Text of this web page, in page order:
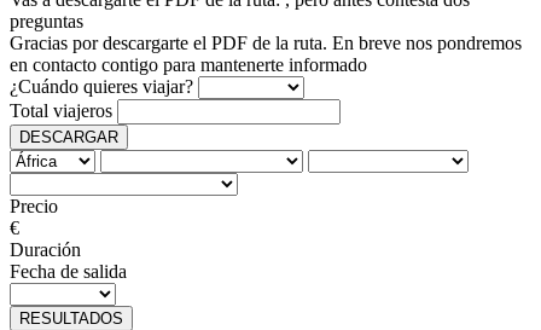
preguntas
Gracias por descargarte el PDF de la ruta. En breve nos pondremos
en contacto contigo para mantenerte informado
¿Cuándo quieres viajar?
Total viajeros
DESCARGAR
Precio
€
Duración
Fecha de salida
RESULTADOS